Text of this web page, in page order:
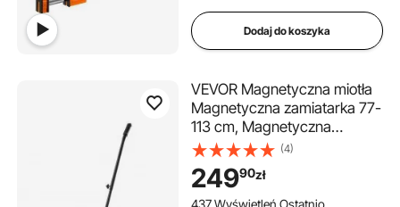
Dodaj do koszyka
VEVOR Magnetyczna miotła
Magnetyczna zamiatarka 77-
113 cm, Magnetyczna
zamiatarka Magnetyczna
miotła Magnetyczna miotła
Magnetyczny podnośnik
24,9 kg Siła magnetyczna
(4)
24990zł
437 Wyświetleń Ostatnio